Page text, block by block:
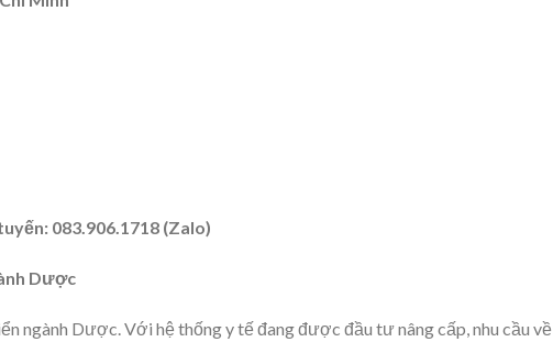
083.906.1718 (Zalo)
Dược
ngành Dược. Với hệ thống y tế đang được đầu tư nâng cấp, nhu cầu về